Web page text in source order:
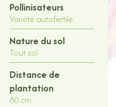
Pollinisateurs
Variété autofertile
Nature du sol
Tout sol
Distance de
plantation
80 cm